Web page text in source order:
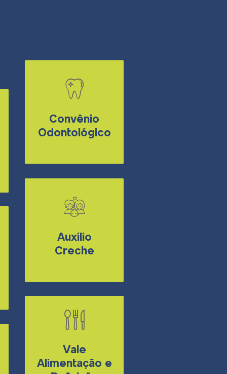
Convênio
Odontológico
Auxílio
Creche
Vale
Alimentação e